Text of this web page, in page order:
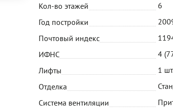
Кол-во этажей
6
Год постройки
Почтовый индекс
ИФНС
4
Лифты
1
Отделка
Система вентиляции